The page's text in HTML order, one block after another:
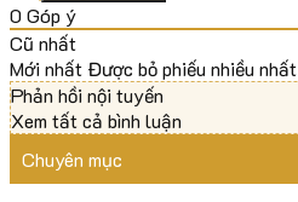
0 Góp ý
Cũ nhất
Mới nhấtĐược bỏ phiếu nhiều nhất
Phản hồi nội tuyến
Xem tất cả bình luận
Chuyên mục